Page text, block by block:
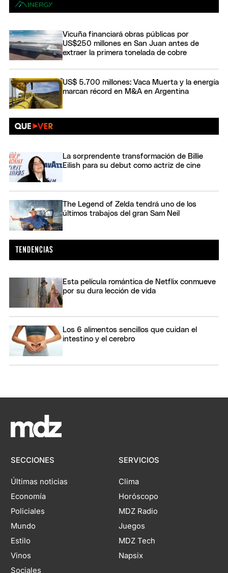
Vicuña financiará obras públicas por
US$250 millones en San Juan antes de
extraer la primera tonelada de cobre
US$ 5.700 millones: Vaca Muerta y la energía
marcan récord en M&A en Argentina
La sorprendente transformación de Billie
Eilish para su debut como actriz de cine
The Legend of Zelda tendrá uno de los
últimos trabajos del gran Sam Neil
Esta película romántica de Netflix conmueve
por su dura lección de vida
Los 6 alimentos sencillos que cuidan el
intestino y el cerebro
SECCIONES
Últimas noticias
Economía
Policiales
Mundo
Estilo
Vinos
Sociales
SERVICIOS
Clima
Horóscopo
MDZ Radio
Juegos
MDZ Tech
Napsix